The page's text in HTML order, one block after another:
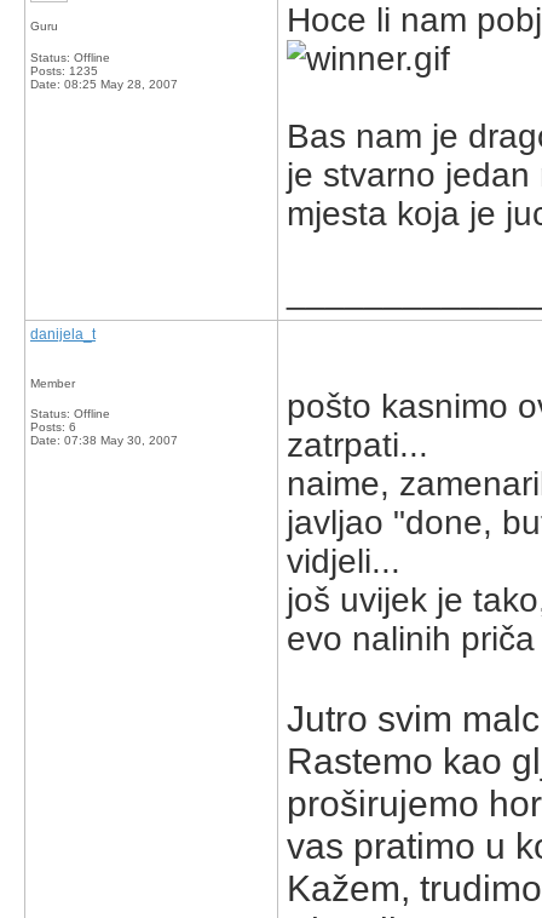
Guru
Status: Offline
Posts: 1235
Date: 08:25 May 28, 2007
Hoce li nam
Bas nam je
je stvarno
mjesta koja je
danijela_t
Member
Status: Offline
Posts: 6
Date: 07:38 May 30, 2007
pošto kasnimo
zatrpati...
naime,
javljao "done,
vidjeli...
još uvijek je
evo nalinih priča
Jutro svim
Rastemo kao
proširujemo
vas pratimo u
Kažem,